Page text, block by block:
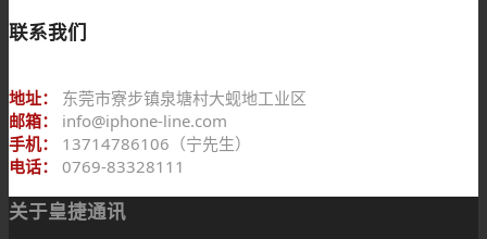
联系我们
地址：
东莞市寮步镇泉塘村大蚬地工业区
邮箱：
info@iphone-line.com
手机：
13714786106（宁先生）
电话：
0769-83328111
关于皇捷通讯